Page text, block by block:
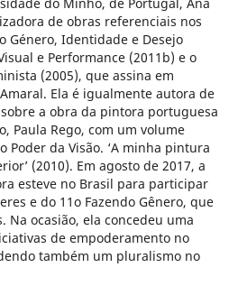
de obras referenciais nos
Género, Identidade e Desejo
e Performance (2011b) e o
(2005), que assina em
Ela é igualmente autora de
a obra da pintora portuguesa
Paula Rego, com um volume
Poder da Visão. ‘A minha pintura
(2010). Em agosto de 2017, a
esteve no Brasil para participar
e do 11o Fazendo Gênero, que
Na ocasião, ela concedeu uma
de empoderamento no
também um pluralismo no